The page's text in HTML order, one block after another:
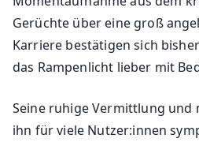
Gerüchte über eine groß
Karriere bestätigen sich
das Rampenlicht lieber mit
Seine ruhige Vermittlung und
ihn für viele Nutzer:innen